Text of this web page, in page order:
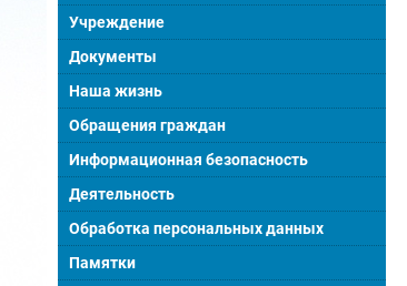
Учреждение
Документы
Наша жизнь
Обращения граждан
Информационная безопасность
Деятельность
Обработка персональных данных
Памятки